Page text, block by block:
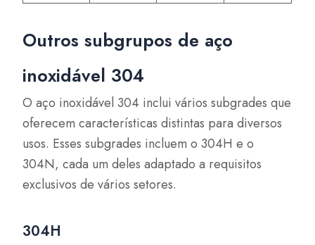
Outros subgrupos de aço
inoxidável 304
O aço inoxidável 304 inclui vários subgrades que
oferecem características distintas para diversos
usos. Esses subgrades incluem o 304H e o
304N, cada um deles adaptado a requisitos
exclusivos de vários setores.
304H